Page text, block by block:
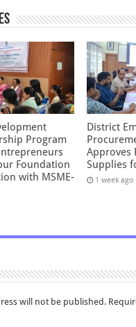
Program
Foundation
with MSME-
District
Approves
Supplies
1 week ago
will not be published.